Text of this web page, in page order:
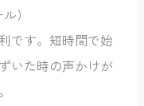
）
です。短時間で始
いた時の声かけが